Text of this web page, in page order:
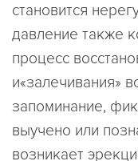
становится
давление также
процесс
и«залечивания»
запоминание,
выучено или
возникает